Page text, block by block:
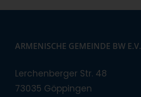
ARMENISCHE GEMEINDE BW E.V.
Lerchenberger Str. 48
73035 Göppingen